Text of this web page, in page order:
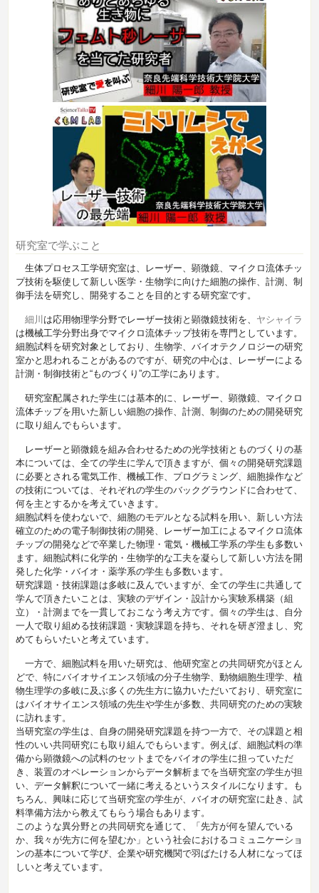
研究室で学ぶこと
生体プロセス工学研究室は、レーザー、顕微鏡、マイクロ流体チッ
プ技術を駆使して新しい医学・生物学に向けた細胞の操作、計測、制
御手法を研究し、開発することを目的とする研究室です。
細川 は応用物理学分野でレーザー技術と顕微鏡技術を、 ヤシャイラ
は機械工学分野出身でマイクロ流体チップ技術を専門としています。
細胞試料を研究対象としており、生物学、バイオテクノロジーの研究
室かと思われることがあるのですが、研究の中心は、レーザーによる
計測・制御技術と“ものづくり”の工学にあります。
研究室配属された学生には基本的に、レーザー、顕微鏡、マイクロ
流体チップを用いた新しい細胞の操作、計測、制御のための開発研究
に取り組んでもらいます。
レーザーと顕微鏡を組み合わせるための光学技術とものづくりの基
本については、全ての学生に学んで頂きますが、個々の開発研究課題
に必要とされる電気工作、機械工作、プログラミング、細胞操作など
の技術については、それぞれの学生のバックグラウンドに合わせて、
何を主とするかを考えていきます。
細胞試料を使わないで、細胞のモデルとなる試料を用い、新しい方法
確立のための電子制御技術の開発、レーザー加工によるマイクロ流体
チップの開発などで卒業した物理・電気・機械工学系の学生も多数い
ます。細胞試料に化学的・生物学的な工夫を凝らして新しい方法を開
発した化学・バイオ・薬学系の学生も多数います。
研究課題・技術課題は多岐に及んでいますが、全ての学生に共通して
学んで頂きたいことは、実験のデザイン・設計から実験系構築（組
立）・計測までを一貫しておこなう考え方です。個々の学生は、自分
一人で取り組める技術課題・実験課題を持ち、それを研ぎ澄まし、究
めてもらいたいと考えています。
一方で、細胞試料を用いた研究は、他研究室との共同研究がほとん
どで、特にバイオサイエンス領域の分子生物学、動物細胞生理学、植
物生理学の多岐に及ぶ多くの先生方に協力いただいており、研究室に
はバイオサイエンス領域の先生や学生が多数、共同研究のための実験
に訪れます。
当研究室の学生は、自身の開発研究課題を持つ一方で、その課題と相
性のいい共同研究にも取り組んでもらいます。例えば、細胞試料の準
備から顕微鏡への試料のセットまでをバイオの学生に担っていただ
き、装置のオペレーションからデータ解析までを当研究室の学生が担
い、データ解釈について一緒に考えるというスタイルになります。も
ちろん、興味に応じて当研究室の学生が、バイオの研究室に赴き、試
料準備方法から教えてもらう場合もあります。
このような異分野との共同研究を通じて、「先方が何を望んでいる
か、我々が先方に何を望むか」という社会におけるコミュニケーショ
ンの基本について学び、企業や研究機関で羽ばたける人材になってほ
しいと考えています。